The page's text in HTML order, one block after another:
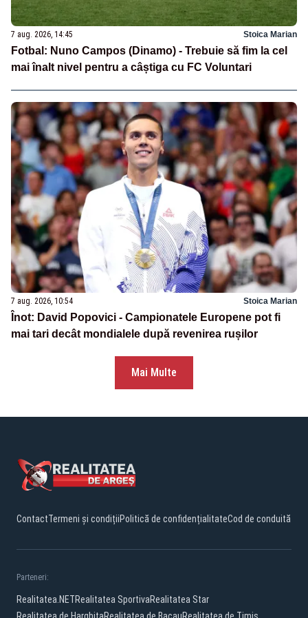
7 aug. 2026, 14:45 Stoica Marian
Fotbal: Nuno Campos (Dinamo) - Trebuie să fim la cel
mai înalt nivel pentru a câștiga cu FC Voluntari
7 aug. 2026, 10:54 Stoica Marian
Înot: David Popovici - Campionatele Europene pot fi
mai tari decât mondialele după revenirea rușilor
Mai Multe
ContactTermeni și condițiiPolitică de confidențialitateCod de conduită
Parteneri:
Realitatea.NETRealitatea SportivaRealitatea Star